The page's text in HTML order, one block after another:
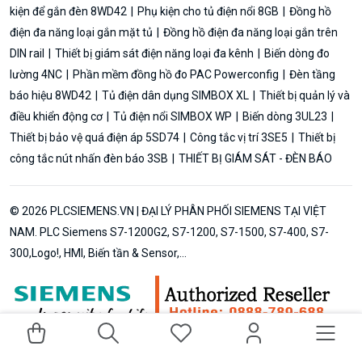
Thêm vào giỏ hàng Mua ngay
kiện để gắn đèn 8WD42
Phụ kiện cho tủ điện nổi 8GB
Đồng hồ
điện đa năng loại gắn mặt tủ
Đồng hồ điện đa năng loại gắn trên
DIN rail
Thiết bị giám sát điện năng loại đa kênh
Biến dòng đo
lường 4NC
Phần mềm đồng hồ đo PAC Powerconfig
Đèn tầng
báo hiệu 8WD42
Tủ điện dân dụng SIMBOX XL
Thiết bị quản lý và
điều khiển động cơ
Tủ điện nổi SIMBOX WP
Biến dòng 3UL23
Thiết bị bảo vệ quá điện áp 5SD74
Công tắc vị trí 3SE5
Thiết bị
công tắc nút nhấn đèn báo 3SB
THIẾT BỊ GIÁM SÁT - ĐÈN BÁO
© 2026 PLCSIEMENS.VN | ĐẠI LÝ PHÂN PHỐI SIEMENS TẠI VIỆT
NAM. PLC Siemens S7-1200G2, S7-1200, S7-1500, S7-400, S7-
300,Logo!, HMI, Biến tần & Sensor,...